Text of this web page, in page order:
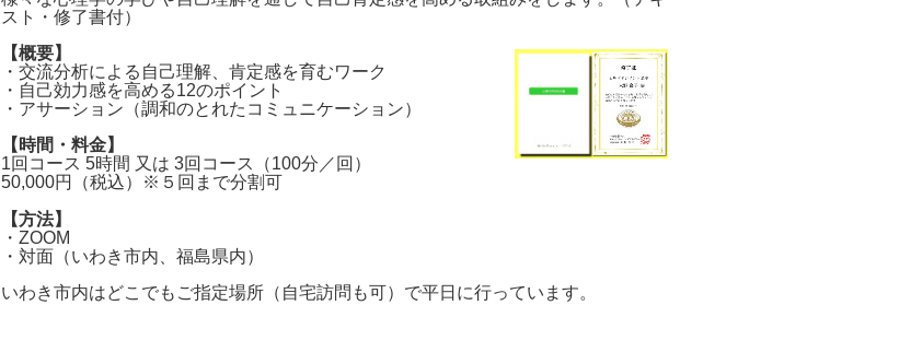
スト・修了書付）
【概要】
・交流分析による自己理解、肯定感を育むワーク
・自己効力感を高める12のポイント
・アサーション（調和のとれたコミュニケーション）
【時間・料金】
1回コース 5時間 又は 3回コース（100分／回）
50,000円（税込）※５回まで分割可
【方法】
・ZOOM
・対面（いわき市内、福島県内）
いわき市内はどこでもご指定場所（自宅訪問も可）で平日に行っています。